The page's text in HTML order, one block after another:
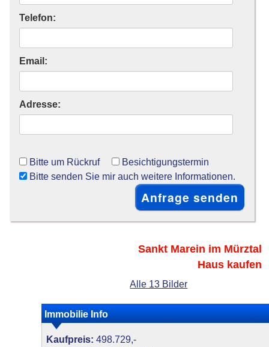
Telefon:
Email:
Adresse:
Bitte um Rückruf
Besichtigungstermin
Bitte senden Sie mir auch weitere Informationen.
Sankt Marein im Mürztal
Haus kaufen
Alle 13 Bilder
Immobilie Info
Kaufpreis: 498.729,-